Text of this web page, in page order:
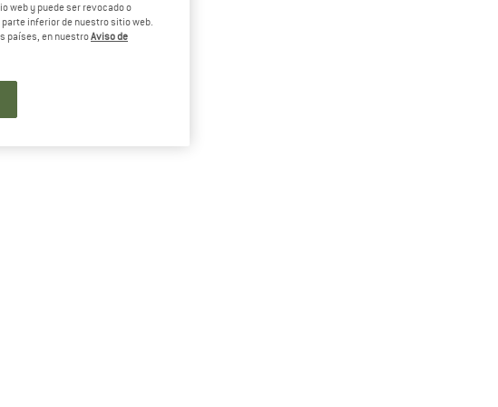
web y puede ser revocado o
inferior de nuestro sitio web.
países, en nuestroAviso de